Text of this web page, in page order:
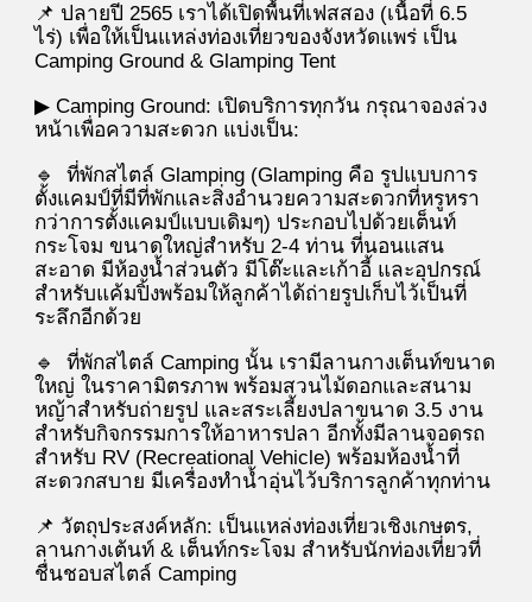
📌 ปลายปี 2565 เราได้เปิดพื้นที่เฟสสอง (เนื้อที่ 6.5
ไร่) เพื่อให้เป็นแหล่งท่องเที่ยวของจังหวัดแพร่ เป็น
Camping Ground& Glamping Tent
▶ Camping Ground: เปิดบริการทุกวัน กรุณาจองล่วง
หน้าเพื่อความสะดวก แบ่งเป็น:
🔹ที่พักสไตล์ Glamping (Glamping คือ รูปแบบการ
ตั้งแคมป์ที่มีที่พักและสิ่งอำนวยความสะดวกที่หรูหรา
กว่าการตั้งแคมป์แบบเดิมๆ) ประกอบไปด้วยเต็นท์
กระโจม ขนาดใหญ่สำหรับ 2-4 ท่าน ที่นอนแสน
สะอาด มีห้องน้ำส่วนตัว มีโต๊ะและเก้าอี้ และอุปกรณ์
สำหรับแค้มปิ้งพร้อมให้ลูกค้าได้ถ่ายรูปเก็บไว้เป็นที่
ระลึกอีกด้วย
🔹 ที่พักสไตล์ Camping นั้น เรามีลานกางเต็นท์ขนาด
ใหญ่ในราคามิตรภาพพร้อมสวนไม้ดอกและสนาม
หญ้าสำหรับถ่ายรูป และสระเลี้ยงปลาขนาด 3.5 งาน
สำหรับกิจกรรมการให้อาหารปลาอีกทั้งมีลานจอดรถ
สำหรับ RV (Recreational Vehicle) พร้อมห้องน้ำที่
สะดวกสบาย มีเครื่องทำน้ำอุ่นไว้บริการลูกค้าทุกท่าน
📌 วัตถุประสงค์หลัก: เป็นแหล่งท่องเที่ยวเชิงเกษตร,
ลานกางเต้นท์ & เต็นท์กระโจม สำหรับนักท่องเที่ยวที่
ชื่นชอบสไตล์ Camping